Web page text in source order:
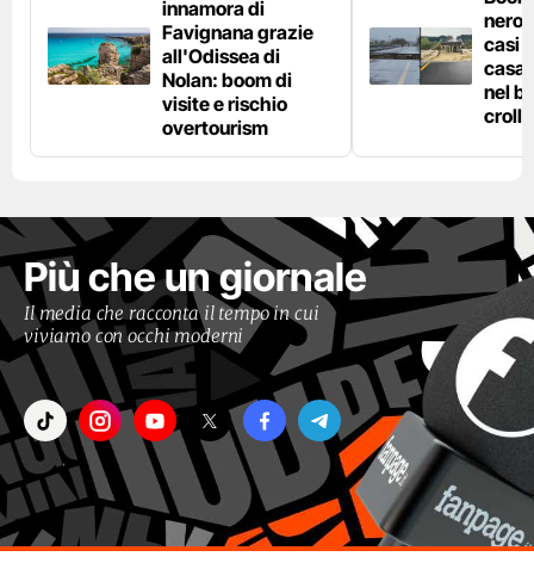
innamora di
Favignana grazie
all'Odissea di
Nolan: boom di
visite e rischio
overtourism
nero
casi
casa
nel
Più che un giornale
Il media che racconta il tempo in cui
viviamo con occhi moderni